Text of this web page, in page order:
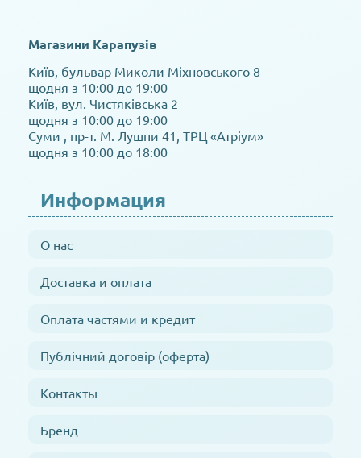
Магазини Карапузів
Київ, бульвар Миколи Міхновського 8
щодня з 10:00 до 19:00
Київ, вул. Чистяківська 2
щодня з 10:00 до 19:00
Суми , пр-т. М. Лушпи 41, ТРЦ «Атріум»
щодня з 10:00 до 18:00
Информация
О нас
Доставка и оплата
Оплата частями и кредит
Публічний договір (оферта)
Контакты
Бренд